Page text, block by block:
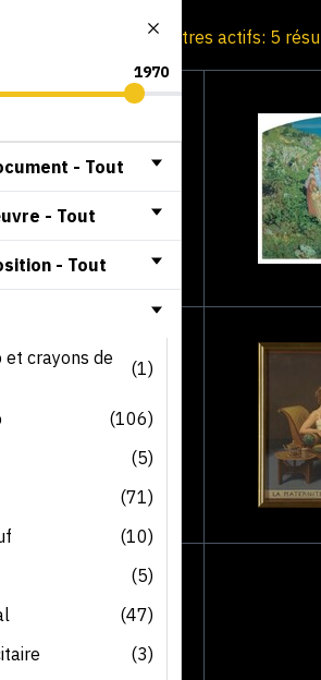
par image Filtres actifs: 5
- Tout
- Tout
- Tout
crayons de
(1)
(106)
(5)
(71)
(10)
(5)
(47)
(3)